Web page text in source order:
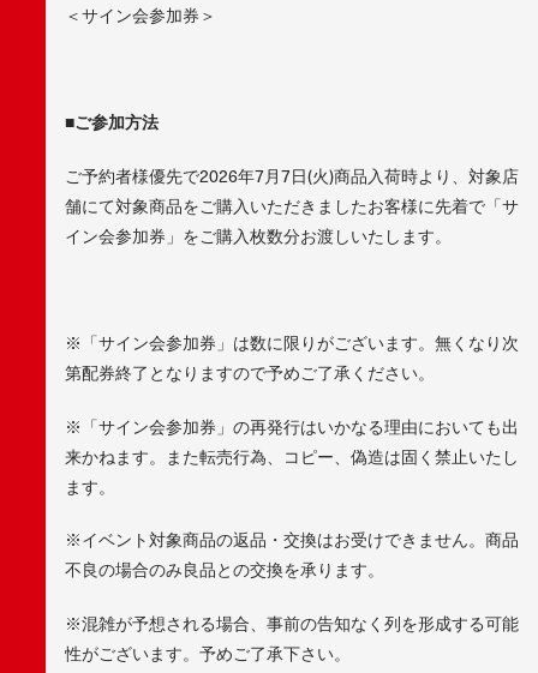
＜サイン会参加券＞
■ご参加方法
ご予約者様優先で2026年7月7日(火)商品入荷時より、対象店
舗にて対象商品をご購入いただきましたお客様に先着で「サ
イン会参加券」をご購入枚数分お渡しいたします。
※「サイン会参加券」は数に限りがございます。無くなり次
第配券終了となりますので予めご了承ください。
※「サイン会参加券」の再発行はいかなる理由においても出
来かねます。また転売行為、コピー、偽造は固く禁止いたし
ます。
※イベント対象商品の返品・交換はお受けできません。商品
不良の場合のみ良品との交換を承ります。
※混雑が予想される場合、事前の告知なく列を形成する可能
性がございます。予めご了承下さい。